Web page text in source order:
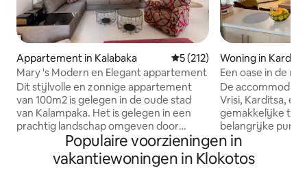
Appartement in Kalabaka Gemiddelde beoordeling
5 (212)
Mary 's Modern en Elegant appartement
Dit stijlvolle en zonnige appartement
van 100m2 is gelegen in de oude stad
van Kalampaka. Het is gelegen in een
prachtig landschap omgeven door
bomen met een adembenemend
uitzicht op het terras van de beroemde
rotsen van Meteora!Door hier te
Woning in
Een oase in de
De
Vrisi, Karditsa, en
gemakkelijke
belangrijke
ligt op slechts 10
Karditsa, op 20
Plastirasmeer, op
Populaire voorzieningen in
vakantiewoningen in Klokotos